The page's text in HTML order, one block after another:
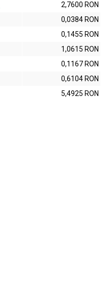
2,7600 RON
0,0384 RON
0,1455 RON
1,0615 RON
0,1167 RON
0,6104 RON
5,4925 RON